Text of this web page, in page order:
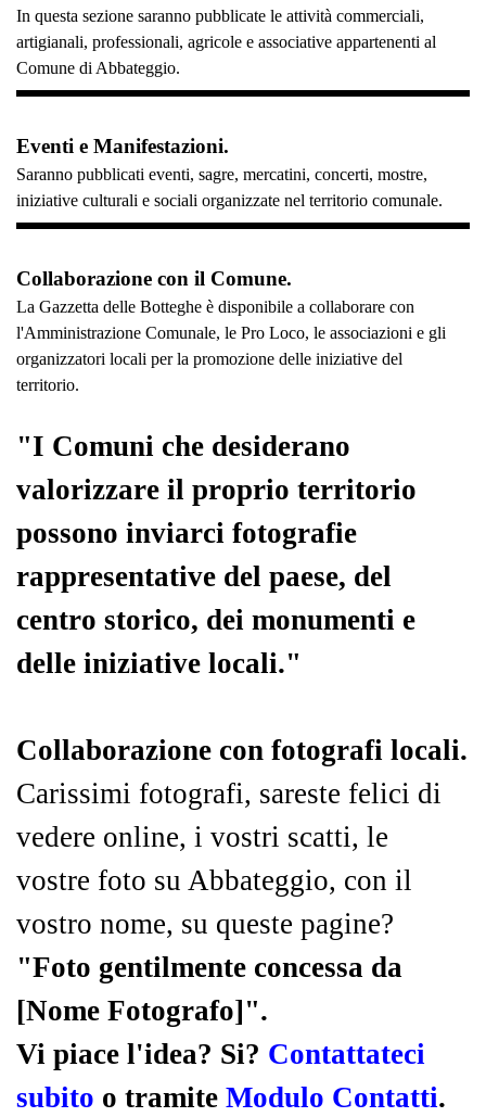
In questa sezione saranno pubblicate le attività commerciali,
artigianali, professionali, agricole e associative appartenenti al
Comune di Abbateggio.
Eventi e Manifestazioni.
Saranno pubblicati eventi, sagre, mercatini, concerti, mostre,
iniziative culturali e sociali organizzate nel territorio comunale.
Collaborazione con il Comune.
La Gazzetta delle Botteghe è disponibile a collaborare con
l'Amministrazione Comunale, le Pro Loco, le associazioni e gli
organizzatori locali per la promozione delle iniziative del
territorio.
"I Comuni che desiderano
valorizzare il proprio territorio
possono inviarci fotografie
rappresentative del paese, del
centro storico, dei monumenti e
delle iniziative locali."
Collaborazione con fotografi locali.
Carissimi fotografi, sareste felici di
vedere online, i vostri scatti, le
vostre foto su Abbateggio, con il
vostro nome, su queste pagine?
"Foto gentilmente concessa da
[Nome Fotografo]".
Vi piace l'idea? Si? Contattateci
subito o tramite Modulo Contatti.